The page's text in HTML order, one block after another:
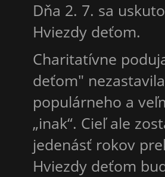
Dňa 2. 7. sa
Hviezdy deťom.
Charitatívne
deťom"
populárneho a
„inak“. Cieľ ale
jedenásť rokov
Hviezdy deťom